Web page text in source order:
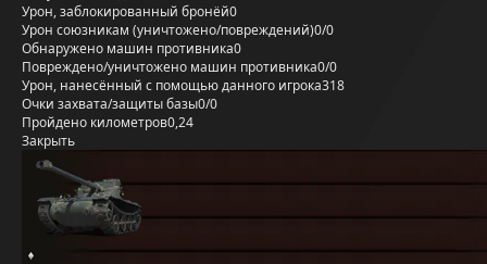
Урон, заблокированный бронёй0
Урон союзникам (уничтожено/повреждений)0/0
Обнаружено машин противника0
Повреждено/уничтожено машин противника0/0
Урон, нанесённый с помощью данного игрока318
Очки захвата/защиты базы0/0
Пройдено километров0,24
Закрыть